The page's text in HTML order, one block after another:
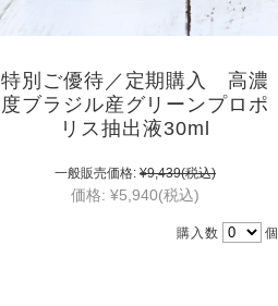
特別ご優待／定期購入 高濃
度ブラジル産グリーンプロポ
リス抽出液30ml
一般販売価格: ¥9,439(税込)
価格: ¥5,940(税込)
購入数 個